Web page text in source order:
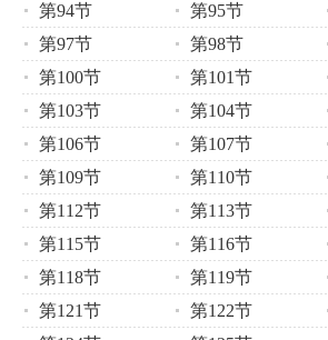
第94节
第95节
第97节
第98节
第100节
第101节
第103节
第104节
第106节
第107节
第109节
第110节
第112节
第113节
第115节
第116节
第118节
第119节
第121节
第122节